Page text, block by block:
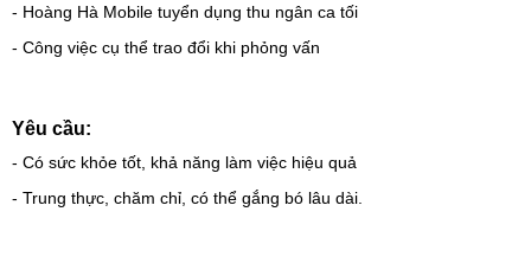
- Hoàng Hà Mobile tuyển dụng thu ngân ca tối
- Công việc cụ thể trao đổi khi phỏng vấn
Yêu cầu:
- Có sức khỏe tốt, khả năng làm việc hiệu quả
- Trung thực, chăm chỉ, có thể gắng bó lâu dài.